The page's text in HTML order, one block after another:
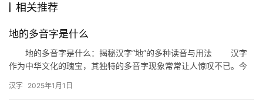
词
拼
相关推荐
地的多音字是什么
地的多音字是什么：揭秘汉字“地”的多种读音与用法 汉字
作为中华文化的瑰宝，其独特的多音字现象常常让人惊叹不已。今
汉字 2025年1月1日